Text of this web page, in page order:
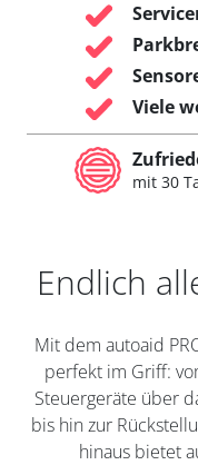
Viele
mit 30
Endlich
Mit dem autoaid
perfekt im Griff:
Steuergeräte über
bis hin zur
hinaus bietet